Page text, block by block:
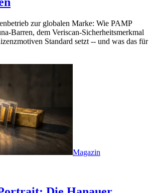
zur globalen Marke: Wie PAMP
Barren, dem Veriscan-Sicherheitsmerkmal
Standard setzt -- und was das für
Magazin